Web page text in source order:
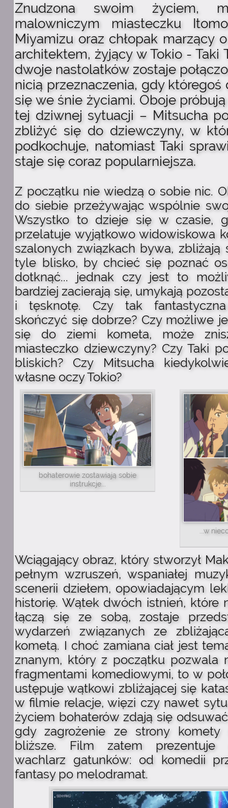
Znudzona swoim życiem,
malowniczym miasteczku
Miyamizu oraz chłopak marzący
architektem, żyjący w Tokio - Taki
dwoje nastolatków zostaje
nicią przeznaczenia, gdy któregoś
się we śnie życiami. Oboje
tej dziwnej sytuacji – Mitsucha
zbliżyć się do dziewczyny, w
podkochuje, natomiast Taki
staje się coraz popularniejsza.
Z początku nie wiedzą o sobie nic.
do siebie przeżywając wspólnie
Wszystko to dzieje się w czasie,
przelatuje wyjątkowo widowiskowa
szalonych związkach bywa, zbliżają
tyle blisko, by chcieć się poznać
dotknąć... jednak czy jest to
bardziej zacierają się, umykają
i tęsknotę. Czy tak
skończyć się dobrze? Czy możliwe
się do ziemi kometa, może
miasteczko dziewczyny? Czy Taki
bliskich? Czy Mitsucha
własne oczy Tokio?
bohaterowie zostawiają sobie
instrukcje...
...w
Wciągający obraz, który stworzył
pełnym wzruszeń, wspaniałej
scenerii dziełem, opowiadającym
historię. Wątek dwóch istnień, które
łączą się ze sobą, zostaje
wydarzeń związanych ze
kometą. I choć zamiana ciał jest
znanym, który z początku pozwala
fragmentami komediowymi, to w
ustępuje wątkowi zbliżającej się
w filmie relacje, więzi czy nawet
życiem bohaterów zdają się
gdy zagrożenie ze strony komety
bliższe. Film zatem prezentuje
wachlarz gatunków: od komedii
fantasy po melodramat.